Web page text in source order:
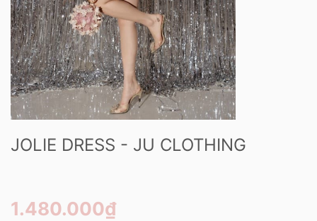
JOLIE DRESS - JU CLOTHING
1.480.000₫